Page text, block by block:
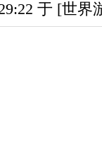
于 [世